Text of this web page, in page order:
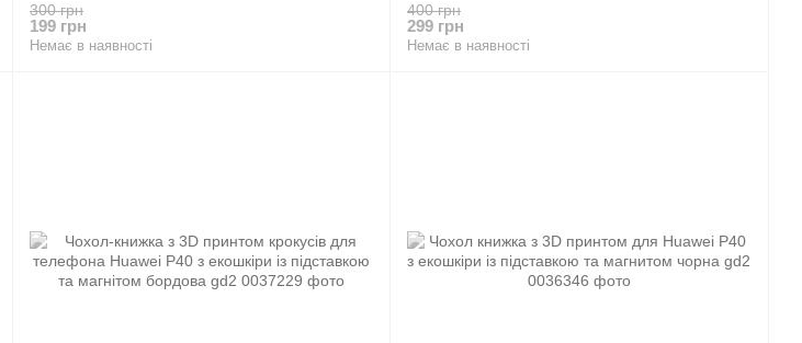
300 грн
199 грн
Немає в наявності
400 грн
299 грн
Немає в наявності